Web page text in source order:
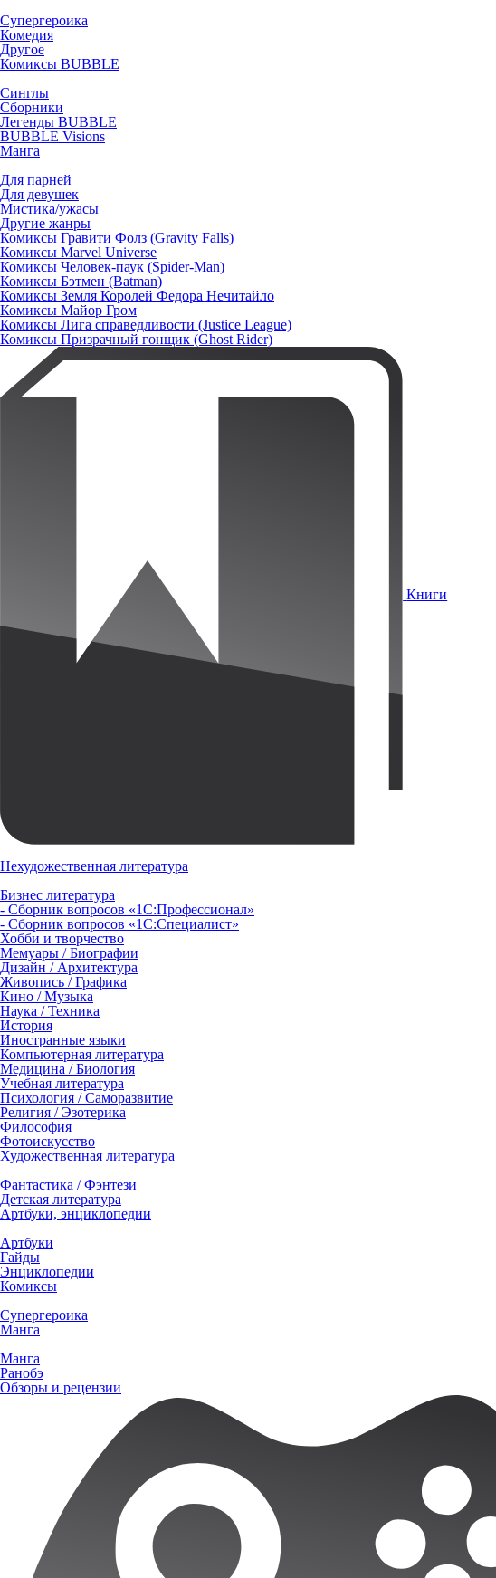
Супергероика
Комедия
Другое
Комиксы BUBBLE
Синглы
Сборники
Легенды BUBBLE
BUBBLE Visions
Манга
Для парней
Для девушек
Мистика/ужасы
Другие жанры
Комиксы Гравити Фолз (Gravity Falls)
Комиксы Marvel Universe
Комиксы Человек-паук (Spider-Man)
Комиксы Бэтмен (Batman)
Комиксы Земля Королей Федора Нечитайло
Комиксы Майор Гром
Комиксы Лига справедливости (Justice League)
Комиксы Призрачный гонщик (Ghost Rider)
Книги
Нехудожественная литература
Бизнес литература
- Сборник вопросов «1С:Профессионал»
- Сборник вопросов «1С:Специалист»
Хобби и творчество
Мемуары / Биографии
Дизайн / Архитектура
Живопись / Графика
Кино / Музыка
Наука / Техника
История
Иностранные языки
Компьютерная литература
Медицина / Биология
Учебная литература
Психология / Саморазвитие
Религия / Эзотерика
Философия
Фотоискусство
Художественная литература
Фантастика / Фэнтези
Детская литература
Артбуки, энциклопедии
Артбуки
Гайды
Энциклопедии
Комиксы
Супергероика
Манга
Манга
Ранобэ
Обзоры и рецензии